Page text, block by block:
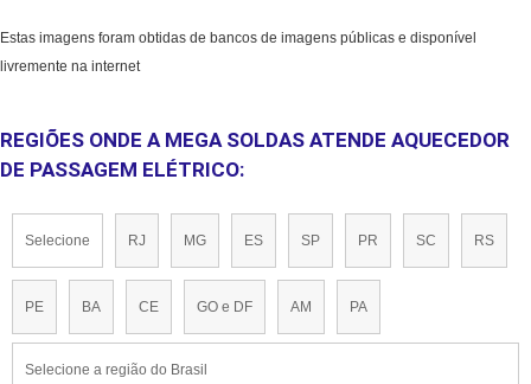
Estas imagens foram obtidas de bancos de imagens públicas e disponível
livremente na internet
REGIÕES ONDE A MEGA SOLDAS ATENDE AQUECEDOR
DE PASSAGEM ELÉTRICO:
Selecione RJ MG ES SP PR SC RS
PE BA CE GO e DF AM PA
Selecione a região do Brasil